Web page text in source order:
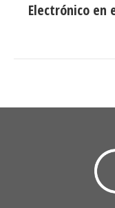
Electrónico en